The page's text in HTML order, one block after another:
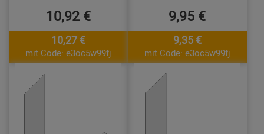
10,92 €
10,27 €
mit Code: e3oc5w99fj
9,95 €
9,35 €
mit Code: e3oc5w99fj